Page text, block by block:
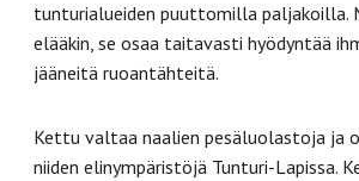
tunturialueiden puuttomilla paljakoilla.
elääkin, se osaa taitavasti hyödyntää
jääneitä ruoantähteitä.
Kettu valtaa naalien pesäluolastoja ja
niiden elinympäristöjä Tunturi-Lapissa.